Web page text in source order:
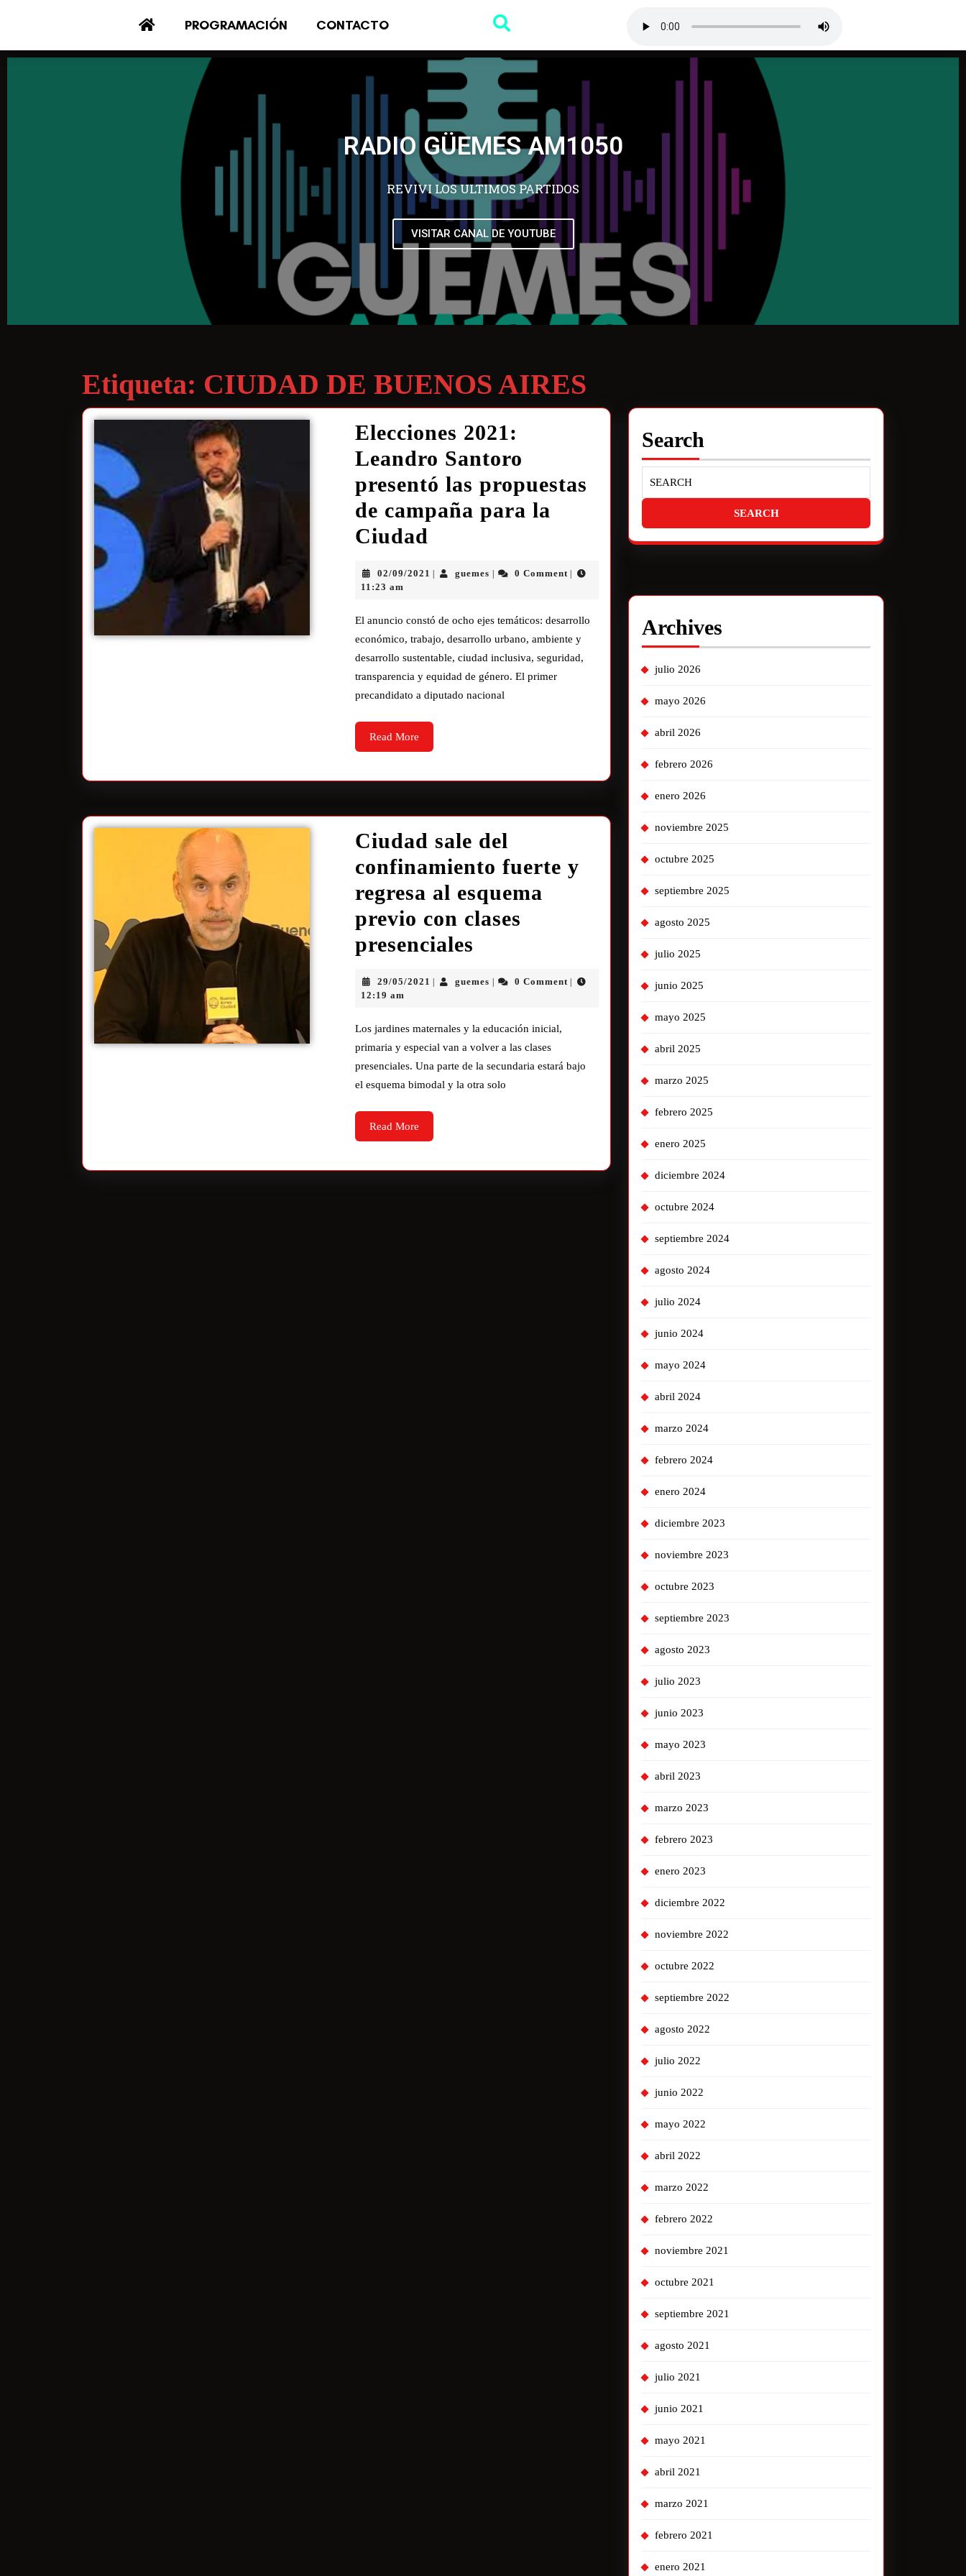
PROGRAMACIÓN CONTACTO
RADIO GÜEMES AM1050
REVIVI LOS ULTIMOS PARTIDOS
VISITAR CANAL DE YOUTUBE
Etiqueta: CIUDAD DE BUENOS AIRES
Elecciones 2021:
Leandro Santoro
presentó las propuestas
de campaña para la
Ciudad
02/09/2021 guemes 0 Comment
11:23 am
El anuncio constó de ocho ejes temáticos: desarrollo
económico, trabajo, desarrollo urbano, ambiente y
desarrollo sustentable, ciudad inclusiva, seguridad,
transparencia y equidad de género. El primer
precandidato a diputado nacional
Read More
Ciudad sale del
confinamiento fuerte y
regresa al esquema
previo con clases
presenciales
29/05/2021 guemes 0 Comment
12:19 am
Los jardines maternales y la educación inicial,
primaria y especial van a volver a las clases
presenciales. Una parte de la secundaria estará bajo
el esquema bimodal y la otra solo
Read More
Search
Archives
julio 2026
mayo 2026
abril 2026
febrero 2026
enero 2026
noviembre 2025
octubre 2025
septiembre 2025
agosto 2025
julio 2025
junio 2025
mayo 2025
abril 2025
marzo 2025
febrero 2025
enero 2025
diciembre 2024
octubre 2024
septiembre 2024
agosto 2024
julio 2024
junio 2024
mayo 2024
abril 2024
marzo 2024
febrero 2024
enero 2024
diciembre 2023
noviembre 2023
octubre 2023
septiembre 2023
agosto 2023
julio 2023
junio 2023
mayo 2023
abril 2023
marzo 2023
febrero 2023
enero 2023
diciembre 2022
noviembre 2022
octubre 2022
septiembre 2022
agosto 2022
julio 2022
junio 2022
mayo 2022
abril 2022
marzo 2022
febrero 2022
noviembre 2021
octubre 2021
septiembre 2021
agosto 2021
julio 2021
junio 2021
mayo 2021
abril 2021
marzo 2021
febrero 2021
enero 2021